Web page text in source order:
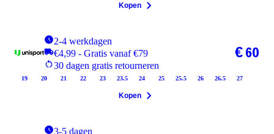
Kopen
2-4 werkdagen
€4,99 - Gratis vanaf €79
30 dagen gratis retourneren
19 20 21 22 23 23.5 24 25 25.5 26 26.5 27
€ 60
Kopen
3-5 dagen